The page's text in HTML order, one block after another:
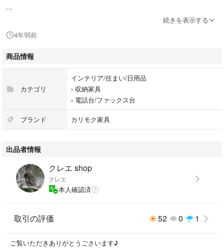
からご覧ください。
画像にある物がすべてとなります。また、こちらの画像から状態のご確認
をお願いします。リユース品である事をご了承の上、ご購入の方をよろし
くお願いします。
ご購入・コメントの前にプロフィール欄のご確認をお願いします
◎匿名配送（物によってはご住所をお聞きする事もあります。）
◎自宅保管で喫煙者・ペットいません。
簡易清掃・消毒を行い、梱包・発送させて頂きます。キズや汚れなど細心
気になる方は購入をお控え下さい。
即購入OK
ご購入後翌日までの迅速な対応を心がけています。
す。
続きを表示する
4年弱前
商品情報
カテゴリ
インテリア/住まい/日用品
› 収納家具
› 電話台/ファックス台
ブランド カリモク家具
出品者情報
クレエ shop
クレエ
本人確認済
取引の評価 52 0 1
ご覧いただきありがとうごさいます♪